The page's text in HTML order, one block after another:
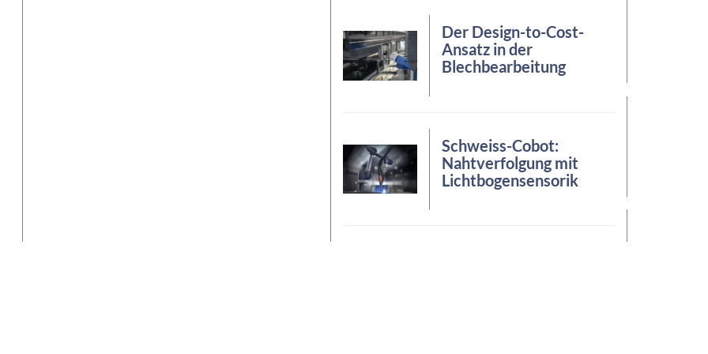
Der Design-to-Cost-
Ansatz in der
Blechbearbeitung
Schweiss-Cobot:
Nahtverfolgung mit
Lichtbogensensorik